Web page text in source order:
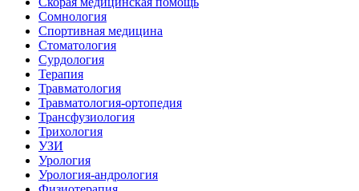
Сомнология
Спортивная медицина
Стоматология
Сурдология
Терапия
Травматология
Травматология-ортопедия
Трансфузиология
Трихология
УЗИ
Урология
Урология-андрология